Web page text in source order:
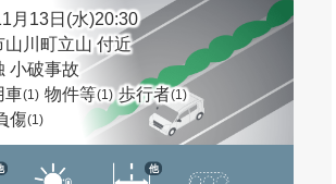
月13日(水)20:30
山川町立山 付近
小破事故
車(1) 物件等(1) 歩行者(1)
傷(1)
他